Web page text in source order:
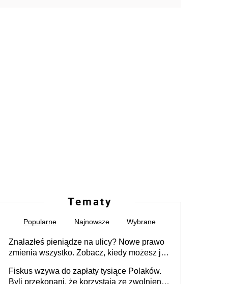
Tematy
Popularne Najnowsze Wybrane
Znalazłeś pieniądze na ulicy? Nowe prawo
zmienia wszystko. Zobacz, kiedy możesz je
Fiskus wzywa do zapłaty tysiące Polaków.
Byli przekonani, że korzystają ze zwolnienia